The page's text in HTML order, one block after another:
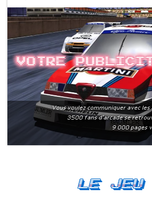
Votre
Vous voulez communiquer avec
3500 fans d'arcade se
9 000 pages
Le Jeu